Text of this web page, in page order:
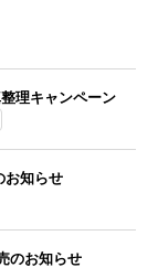
理キャンペーン
お知らせ
のお知らせ